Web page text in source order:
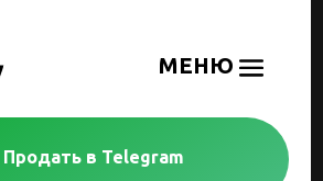
Продать в Telegram